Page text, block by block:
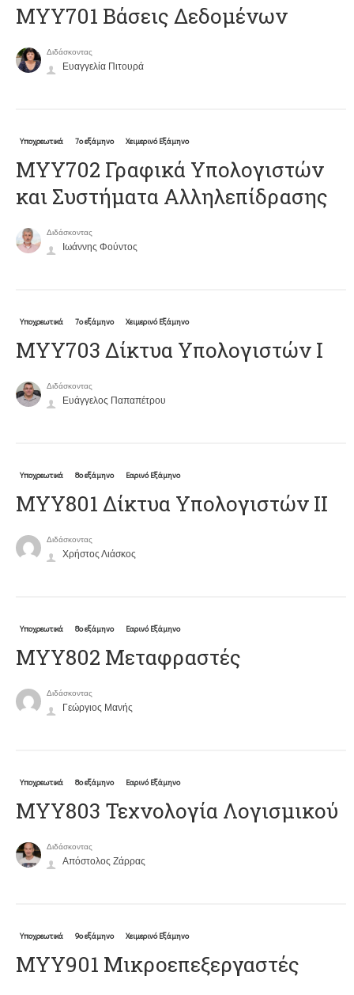
ΜΥΥ701 Βάσεις Δεδομένων
Διδάσκοντας
Ευαγγελία Πιτουρά
Υποχρεωτικά 7ο εξάμηνο Χειμερινό Εξάμηνο
ΜΥΥ702 Γραφικά Υπολογιστών
και Συστήματα Αλληλεπίδρασης
Διδάσκοντας
Ιωάννης Φούντος
Υποχρεωτικά 7ο εξάμηνο Χειμερινό Εξάμηνο
ΜΥΥ703 Δίκτυα Υπολογιστών Ι
Διδάσκοντας
Ευάγγελος Παπαπέτρου
Υποχρεωτικά 8ο εξάμηνο Εαρινό Εξάμηνο
ΜΥΥ801 Δίκτυα Υπολογιστών ΙΙ
Διδάσκοντας
Χρήστος Λιάσκος
Υποχρεωτικά 8ο εξάμηνο Εαρινό Εξάμηνο
ΜΥΥ802 Μεταφραστές
Διδάσκοντας
Γεώργιος Μανής
Υποχρεωτικά 8ο εξάμηνο Εαρινό Εξάμηνο
ΜΥΥ803 Τεχνολογία Λογισμικού
Διδάσκοντας
Απόστολος Ζάρρας
Υποχρεωτικά 9ο εξάμηνο Χειμερινό Εξάμηνο
ΜΥΥ901 Μικροεπεξεργαστές